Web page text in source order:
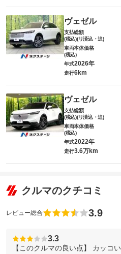
ヴェゼル
支払総額
(税込)(リ済込・追)
車両本体価格
(税込)
年式2026年
走行6km
ヴェゼル
支払総額
(税込)(リ済込・追)
車両本体価格
(税込)
年式2022年
走行3.6万km
クルマのクチコミ
レビュー総合 3.9
3.3
【このクルマの良い点】 カッコ